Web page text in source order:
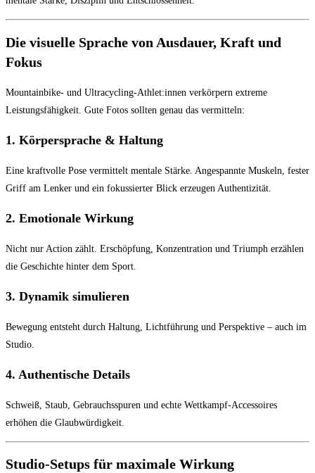
Die visuelle Sprache von Ausdauer, Kraft und
Fokus
Mountainbike- und Ultracycling-Athlet:innen verkörpern extreme
Leistungsfähigkeit. Gute Fotos sollten genau das vermitteln:
1. Körpersprache & Haltung
Eine kraftvolle Pose vermittelt mentale Stärke. Angespannte Muskeln, fester
Griff am Lenker und ein fokussierter Blick erzeugen Authentizität.
2. Emotionale Wirkung
Nicht nur Action zählt. Erschöpfung, Konzentration und Triumph erzählen
die Geschichte hinter dem Sport.
3. Dynamik simulieren
Bewegung entsteht durch Haltung, Lichtführung und Perspektive – auch im
Studio.
4. Authentische Details
Schweiß, Staub, Gebrauchsspuren und echte Wettkampf-Accessoires
erhöhen die Glaubwürdigkeit.
Studio-Setups für maximale Wirkung